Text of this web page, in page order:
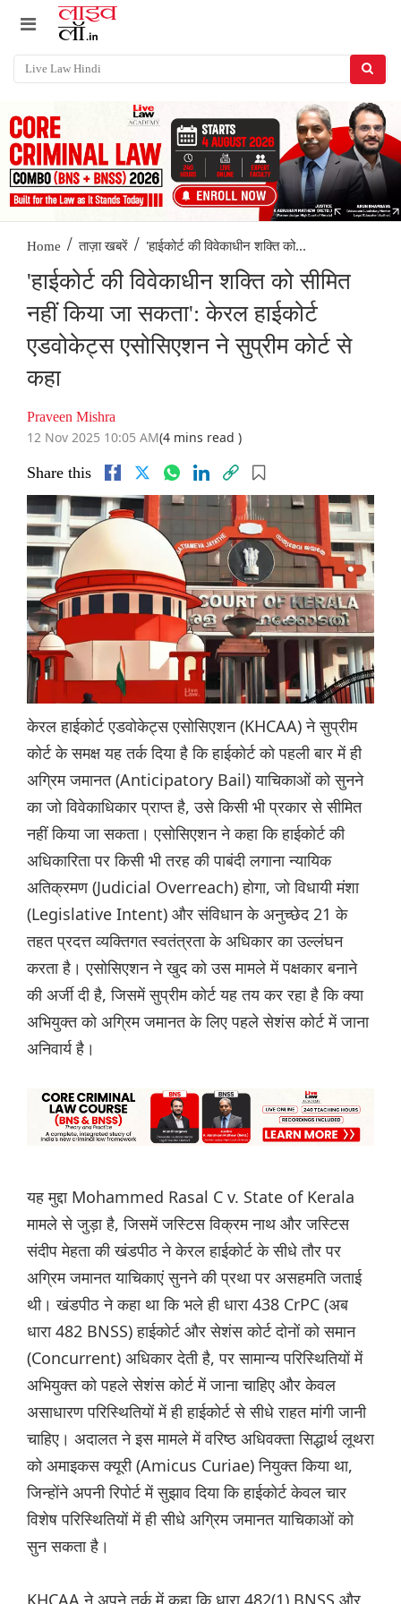
Home / ताज़ा खबरें / 'हाईकोर्ट की विवेकाधीन शक्ति को...
'हाईकोर्ट की विवेकाधीन शक्ति को सीमित
नहीं किया जा सकता': केरल हाईकोर्ट
एडवोकेट्स एसोसिएशन ने सुप्रीम कोर्ट से
कहा
Praveen Mishra
12 Nov 2025 10:05 AM(4 mins read )
Share this
केरल हाईकोर्ट एडवोकेट्स एसोसिएशन (KHCAA) ने सुप्रीम
कोर्ट के समक्ष यह तर्क दिया है कि हाईकोर्ट को पहली बार में ही
अग्रिम जमानत (Anticipatory Bail) याचिकाओं को सुनने
का जो विवेकाधिकार प्राप्त है, उसे किसी भी प्रकार से सीमित
नहीं किया जा सकता। एसोसिएशन ने कहा कि हाईकोर्ट की
अधिकारिता पर किसी भी तरह की पाबंदी लगाना न्यायिक
अतिक्रमण (Judicial Overreach) होगा, जो विधायी मंशा
(Legislative Intent) और संविधान के अनुच्छेद 21 के
तहत प्रदत्त व्यक्तिगत स्वतंत्रता के अधिकार का उल्लंघन
करता है। एसोसिएशन ने खुद को उस मामले में पक्षकार बनाने
की अर्जी दी है, जिसमें सुप्रीम कोर्ट यह तय कर रहा है कि क्या
अभियुक्त को अग्रिम जमानत के लिए पहले सेशंस कोर्ट में जाना
अनिवार्य है।
यह मुद्दा Mohammed Rasal C v. State of Kerala
मामले से जुड़ा है, जिसमें जस्टिस विक्रम नाथ और जस्टिस
संदीप मेहता की खंडपीठ ने केरल हाईकोर्ट के सीधे तौर पर
अग्रिम जमानत याचिकाएं सुनने की प्रथा पर असहमति जताई
थी। खंडपीठ ने कहा था कि भले ही धारा 438 CrPC (अब
धारा 482 BNSS) हाईकोर्ट और सेशंस कोर्ट दोनों को समान
(Concurrent) अधिकार देती है, पर सामान्य परिस्थितियों में
अभियुक्त को पहले सेशंस कोर्ट में जाना चाहिए और केवल
असाधारण परिस्थितियों में ही हाईकोर्ट से सीधे राहत मांगी जानी
चाहिए। अदालत ने इस मामले में वरिष्ठ अधिवक्ता सिद्धार्थ लूथरा
को अमाइकस क्यूरी (Amicus Curiae) नियुक्त किया था,
जिन्होंने अपनी रिपोर्ट में सुझाव दिया कि हाईकोर्ट केवल चार
विशेष परिस्थितियों में ही सीधे अग्रिम जमानत याचिकाओं को
सुन सकता है।